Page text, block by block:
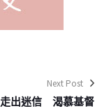
Next Post
走出迷信 渴慕基督